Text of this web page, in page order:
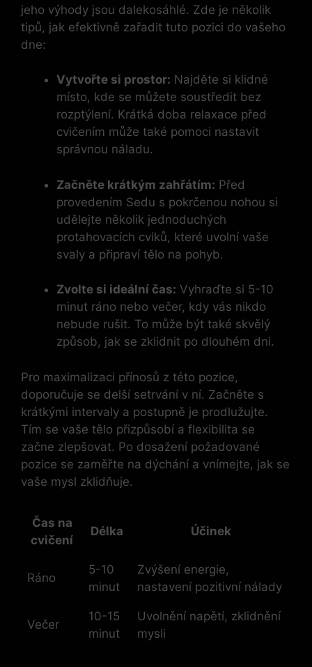
jeho výhody jsou dalekosáhlé. Zde je několik
tipů, jak efektivně zařadit tuto pozici do vašeho
dne:
Vytvořte si prostor: Najděte si klidné
místo, kde se můžete soustředit bez
rozptýlení. Krátká doba relaxace před
cvičením může také pomoci nastavit
správnou náladu.
Začněte krátkým zahřátím: Před
provedením Sedu s pokrčenou nohou si
udělejte několik jednoduchých
protahovacích cviků, které uvolní vaše
svaly a připraví tělo na pohyb.
Zvolte si ideální čas: Vyhraďte si 5-10
minut ráno nebo večer, kdy vás nikdo
nebude rušit. To může být také skvělý
způsob, jak se zklidnit po dlouhém dni.
Pro maximalizaci přínosů z této pozice,
doporučuje se delší setrvání v ní. Začněte s
krátkými intervaly a postupně je prodlužujte.
Tím se vaše tělo přizpůsobí a flexibilita se
začne zlepšovat. Po dosažení požadované
pozice se zaměřte na dýchání a vnímejte, jak se
vaše mysl zklidňuje.
Čas na
cvičení
Délka Účinek
Ráno
5-10
minut
Zvýšení energie,
nastavení pozitivní nálady
Večer
10-15
minut
Uvolnění napětí, zklidnění
mysli